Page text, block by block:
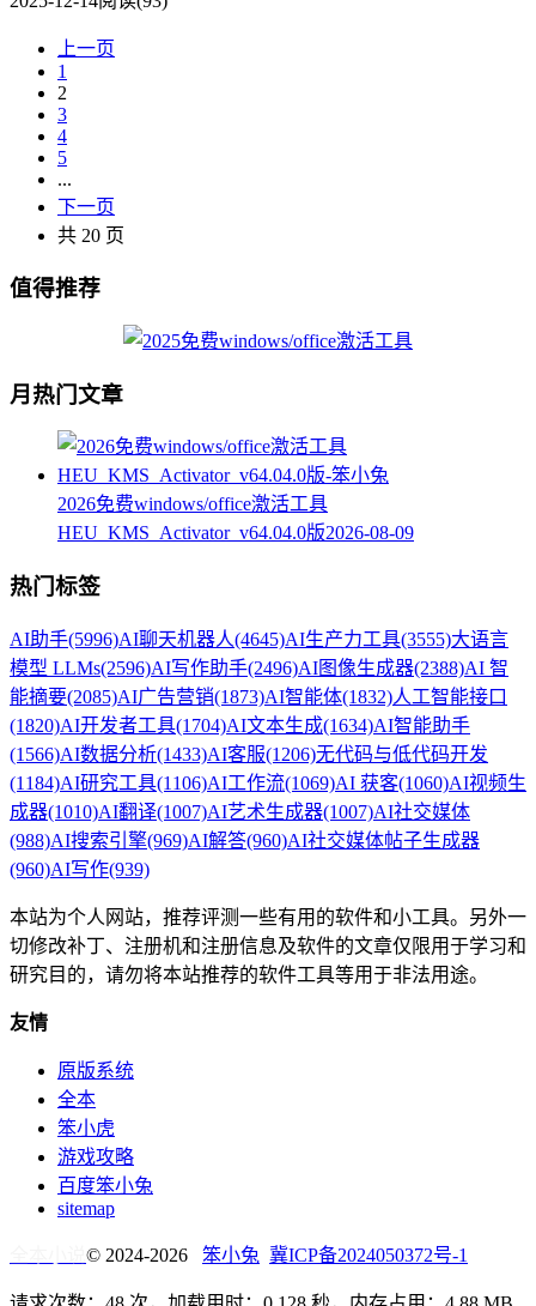
上一页
1
2
3
4
5
...
下一页
共 20 页
值得推荐
月热门文章
2026免费windows/office激活工具
HEU_KMS_Activator_v64.04.0版2026-08-09
热门标签
AI助手(5996)AI聊天机器人(4645)AI生产力工具(3555)大语言
模型 LLMs(2596)AI写作助手(2496)AI图像生成器(2388)AI 智
能摘要(2085)AI广告营销(1873)AI智能体(1832)人工智能接口
(1820)AI开发者工具(1704)AI文本生成(1634)AI智能助手
(1566)AI数据分析(1433)AI客服(1206)无代码与低代码开发
(1184)AI研究工具(1106)AI工作流(1069)AI 获客(1060)AI视频生
成器(1010)AI翻译(1007)AI艺术生成器(1007)AI社交媒体
(988)AI搜索引擎(969)AI解答(960)AI社交媒体帖子生成器
(960)AI写作(939)
本站为个人网站，推荐评测一些有用的软件和小工具。另外一
切修改补丁、注册机和注册信息及软件的文章仅限用于学习和
研究目的，请勿将本站推荐的软件工具等用于非法用途。
友情
原版系统
全本
笨小虎
游戏攻略
百度笨小兔
sitemap
© 2024-2026 笨小兔 冀ICP备2024050372号-1